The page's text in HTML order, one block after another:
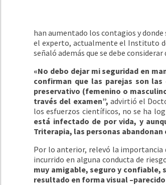
han aumentado los contagios y
el experto, actualmente el Instituto
señaló además que se debe
«No debo dejar mi seguridad en
confirman que las parejas son
preservativo (femenino o
través del examen”, advirtió el
los esfuerzos científicos, no se ha
está infectado de por vida, y
Triterapia, las personas
Por lo anterior, relevó la importancia
incurrido en alguna conducta de
muy amigable, seguro y confiable,
resultado en forma visual